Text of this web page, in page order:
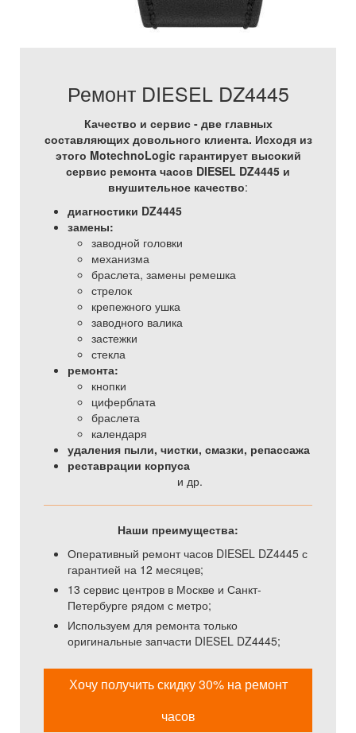
Ремонт DIESEL DZ4445
Качество и сервис - две главных
составляющих довольного клиента. Исходя из
этого MotechnoLogic гарантирует высокий
сервис ремонта часов DIESEL DZ4445 и
внушительное качество:
диагностики DZ4445
замены:
заводной головки
механизма
браслета, замены ремешка
стрелок
крепежного ушка
заводного валика
застежки
стекла
ремонта:
кнопки
циферблата
браслета
календаря
удаления пыли, чистки, смазки, репассажа
реставрации корпуса
и др.
Наши преимущества:
Оперативный ремонт часов DIESEL DZ4445 с
гарантией на 12 месяцев;
13 сервис центров в Москве и Санкт-
Петербурге рядом с метро;
Используем для ремонта только
оригинальные запчасти DIESEL DZ4445;
Хочу получить скидку 30% на ремонт
часов